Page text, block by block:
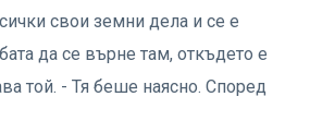
свои земни дела и се е
да се върне там, откъдето е
той. - Тя беше наясно. Според